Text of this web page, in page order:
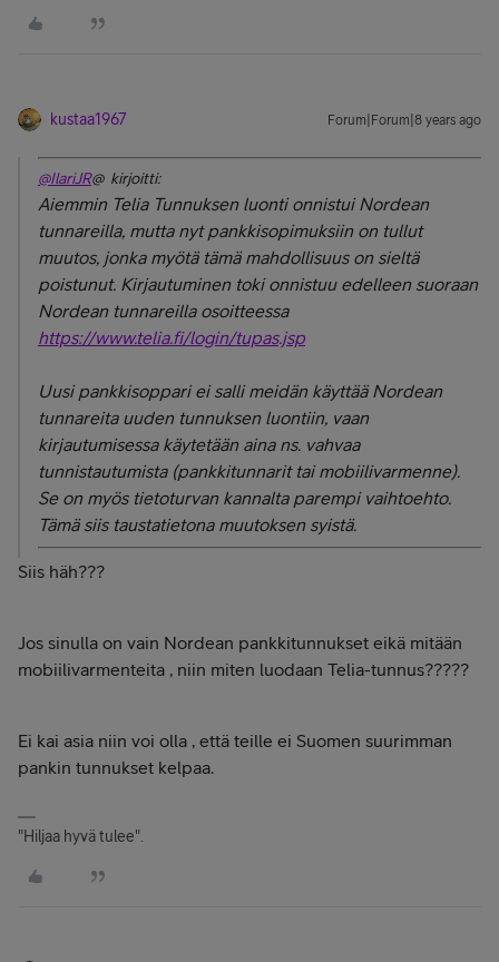
kustaa1967 Forum|Forum|8 years ago
@IlariJR@ kirjoitti:
Aiemmin Telia Tunnuksen luonti onnistui Nordean
tunnareilla, mutta nyt pankkisopimuksiin on tullut
muutos, jonka myötä tämä mahdollisuus on sieltä
poistunut. Kirjautuminen toki onnistuu edelleen suoraan
Nordean tunnareilla osoitteessa
https://www.telia.fi/login/tupas.jsp
Uusi pankkisoppari ei salli meidän käyttää Nordean
tunnareita uuden tunnuksen luontiin, vaan
kirjautumisessa käytetään aina ns. vahvaa
tunnistautumista (pankkitunnarit tai mobiilivarmenne).
Se on myös tietoturvan kannalta parempi vaihtoehto.
Tämä siis taustatietona muutoksen syistä.
Siis häh???
Jos sinulla on vain Nordean pankkitunnukset eikä mitään
mobiilivarmenteita , niin miten luodaan Telia-tunnus?????
Ei kai asia niin voi olla , että teille ei Suomen suurimman
pankin tunnukset kelpaa.
"Hiljaa hyvä tulee".